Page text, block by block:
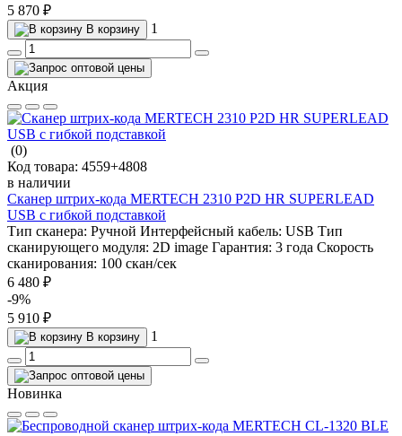
5 870 ₽
В корзину 1
Акция
(0)
Код товара: 4559+4808
в наличии
Сканер штрих-кода MERTECH 2310 P2D HR SUPERLEAD
USB с гибкой подставкой
Тип сканера: Ручной Интерфейсный кабель: USB Тип
сканирующего модуля: 2D image Гарантия: 3 года Скорость
сканирования: 100 скан/сек
6 480 ₽
-9%
5 910 ₽
В корзину 1
Новинка